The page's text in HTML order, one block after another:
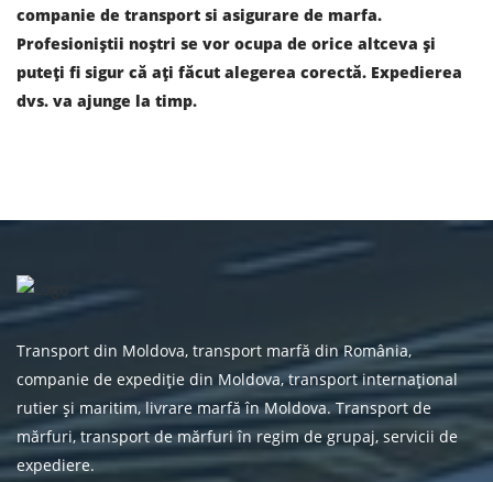
companie de transport si asigurare de marfa.
Profesioniștii noștri se vor ocupa de orice altceva și
puteți fi sigur că ați făcut alegerea corectă. Expedierea
dvs. va ajunge la timp.
Transport din Moldova, transport marfă din România,
companie de expediție din Moldova, transport internațional
rutier și maritim, livrare marfă în Moldova. Transport de
mărfuri, transport de mărfuri în regim de grupaj, servicii de
expediere.